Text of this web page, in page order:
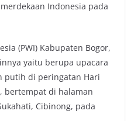
Indonesia pada
(PWI) Kabupaten Bogor,
yaitu berupa upacara
putih di peringatan Hari
bertempat di halaman
Cibinong, pada